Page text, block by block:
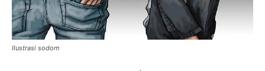
Ilustrasi sodom